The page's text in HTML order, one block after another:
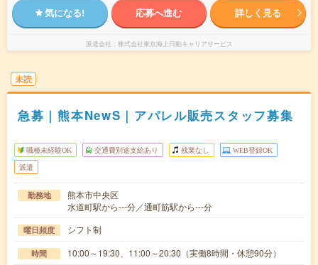
気になる! 応募へ進む 詳しく見る
派遣会社 株式会社東京海上日動キャリアサービス
未読
急募｜熊本NewS｜アパレル販売スタッフ募集
職種未経験OK 交通費別途支給あり 残業なし WEB登録OK
派遣
勤務地
熊本市中央区
水道町駅から---分／通町筋駅から---分
曜日頻度 シフト制
時間 10:00～19:30、11:00～20:30（実働8時間・休憩90分）